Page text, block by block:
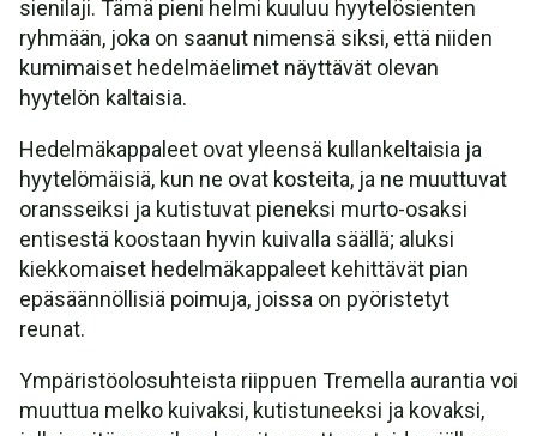
sienilaji. Tämä pieni helmi kuuluu hyytelösienten
ryhmään, joka on saanut nimensä siksi, että niiden
kumimaiset hedelmäelimet näyttävät olevan
hyytelön kaltaisia.
Hedelmäkappaleet ovat yleensä kullankeltaisia ja
hyytelömäisiä, kun ne ovat kosteita, ja ne muuttuvat
oransseiksi ja kutistuvat pieneksi murto-osaksi
entisestä koostaan hyvin kuivalla säällä; aluksi
kiekkomaiset hedelmäkappaleet kehittävät pian
epäsäännöllisiä poimuja, joissa on pyöristetyt
reunat.
Ympäristöolosuhteista riippuen Tremella aurantia voi
muuttua melko kuivaksi, kutistuneeksi ja kovaksi,